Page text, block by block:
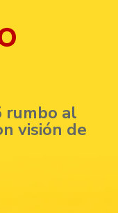
rumbo al
visión de